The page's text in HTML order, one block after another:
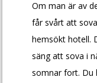
Om man är av
får svårt att
hemsökt hotell.
säng att sova i
somnar fort.